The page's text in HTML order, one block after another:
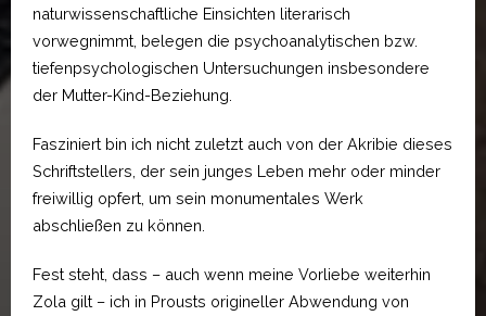
naturwissenschaftliche Einsichten literarisch
vorwegnimmt, belegen die psychoanalytischen bzw.
tiefenpsychologischen Untersuchungen insbesondere
der Mutter-Kind-Beziehung.
Fasziniert bin ich nicht zuletzt auch von der Akribie dieses
Schriftstellers, der sein junges Leben mehr oder minder
freiwillig opfert, um sein monumentales Werk
abschließen zu können.
Fest steht, dass – auch wenn meine Vorliebe weiterhin
Zola gilt – ich in Prousts origineller Abwendung von